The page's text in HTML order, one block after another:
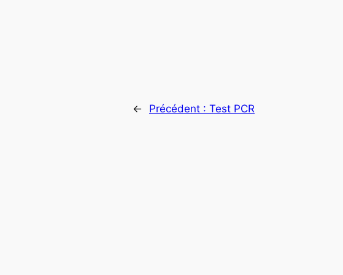
← Précédent : Test PCR